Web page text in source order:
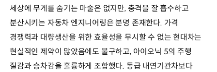
세상에 무게를 숨기는 마술은 없지만, 충격을 잘 흡수하고
분산시키는 자동차 엔지니어링은 분명 존재한다. 가격
경쟁력과 대량생산을 위한 효율성을 무시할 수 없는 현대차는
현실적인 제약이 많았음에도 불구하고, 아이오닉 5의 주행
질감과 승차감을 훌륭하게 조합했다. 동급 내연기관차보다